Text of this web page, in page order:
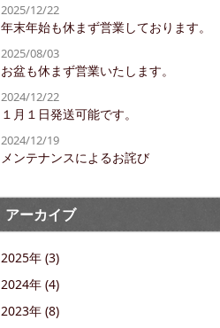
2025/12/22
年末年始も休まず営業しております。
2025/08/03
お盆も休まず営業いたします。
2024/12/22
１月１日発送可能です。
2024/12/19
メンテナンスによるお詫び
アーカイブ
2025年 (3)
2024年 (4)
2023年 (8)